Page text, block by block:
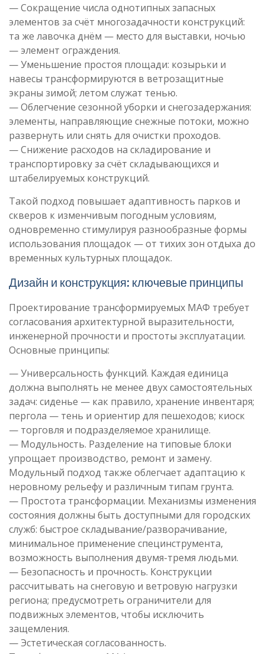
— Сокращение числа однотипных запасных
элементов за счёт многозадачности конструкций:
та же лавочка днём — место для выставки, ночью
— элемент ограждения.
— Уменьшение простоя площади: козырьки и
навесы трансформируются в ветрозащитные
экраны зимой; летом служат тенью.
— Облегчение сезонной уборки и снегозадержания:
элементы, направляющие снежные потоки, можно
развернуть или снять для очистки проходов.
— Снижение расходов на складирование и
транспортировку за счёт складывающихся и
штабелируемых конструкций.
Такой подход повышает адаптивность парков и
скверов к изменчивым погодным условиям,
одновременно стимулируя разнообразные формы
использования площадок — от тихих зон отдыха до
временных культурных площадок.
Дизайн и конструкция: ключевые принципы
Проектирование трансформируемых МАФ требует
согласования архитектурной выразительности,
инженерной прочности и простоты эксплуатации.
Основные принципы:
— Универсальность функций. Каждая единица
должна выполнять не менее двух самостоятельных
задач: сиденье — как правило, хранение инвентаря;
пергола — тень и ориентир для пешеходов; киоск
— торговля и подразделяемое хранилище.
— Модульность. Разделение на типовые блоки
упрощает производство, ремонт и замену.
Модульный подход также облегчает адаптацию к
неровному рельефу и различным типам грунта.
— Простота трансформации. Механизмы изменения
состояния должны быть доступными для городских
служб: быстрое складывание/разворачивание,
минимальное применение специнструмента,
возможность выполнения двумя-тремя людьми.
— Безопасность и прочность. Конструкции
рассчитывать на снеговую и ветровую нагрузки
региона; предусмотреть ограничители для
подвижных элементов, чтобы исключить
защемления.
— Эстетическая согласованность.